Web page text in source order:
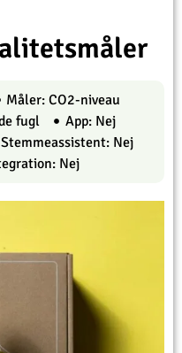
Måler: CO2-niveau
fugl
App: Nej
Stemmeassistent: Nej
Nej